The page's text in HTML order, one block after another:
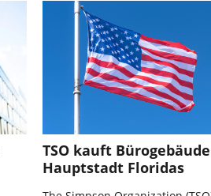
TSO kauft
Hauptstadt Floridas